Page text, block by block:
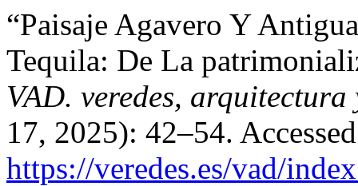
“Paisaje Agavero Y
Tequila: De La
VAD. veredes,
17, 2025): 42–54.
https://veredes.es/vad/